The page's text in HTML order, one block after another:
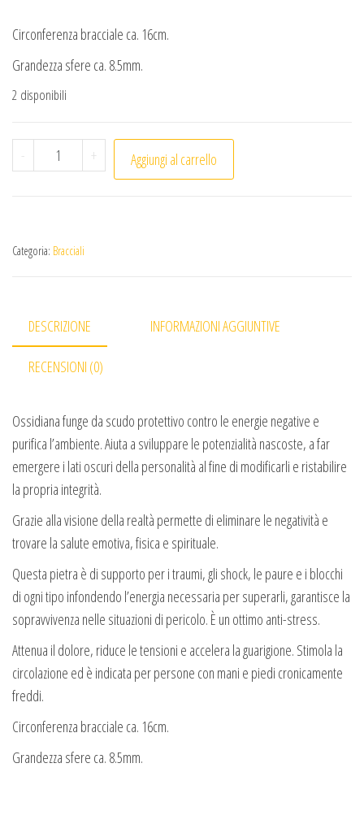
Circonferenza bracciale ca. 16cm.
Grandezza sfere ca. 8.5mm.
2 disponibili
- Bracciale Ossidiana nera (1pc) quantità
+ Aggiungi al carrello
Categoria: Bracciali
DESCRIZIONE INFORMAZIONI AGGIUNTIVE
RECENSIONI (0)
Ossidiana funge da scudo protettivo contro le energie negative e
purifica l’ambiente. Aiuta a sviluppare le potenzialità nascoste, a far
emergere i lati oscuri della personalità al fine di modificarli e ristabilire
la propria integrità.
Grazie alla visione della realtà permette di eliminare le negatività e
trovare la salute emotiva, fisica e spirituale.
Questa pietra è di supporto per i traumi, gli shock, le paure e i blocchi
di ogni tipo infondendo l’energia necessaria per superarli, garantisce la
sopravvivenza nelle situazioni di pericolo. È un ottimo anti-stress.
Attenua il dolore, riduce le tensioni e accelera la guarigione. Stimola la
circolazione ed è indicata per persone con mani e piedi cronicamente
freddi.
Circonferenza bracciale ca. 16cm.
Grandezza sfere ca. 8.5mm.